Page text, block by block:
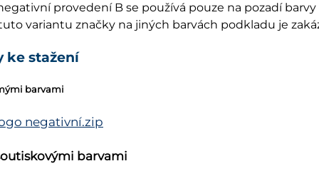
provedení B se používá pouze na pozadí barvy
variantu značky na jiných barvách podkladu je
ke stažení
barvami
negativní.zip
barvami